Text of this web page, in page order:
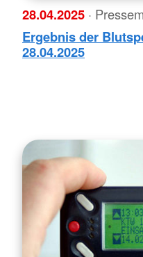
28.04.2025 ·
Ergebnis der
28.04.2025